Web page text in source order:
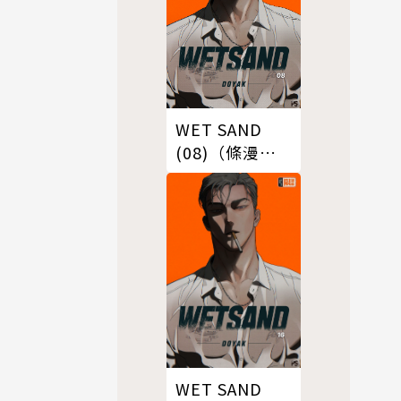
WET SAND
(08)（條漫
版）
WET SAND